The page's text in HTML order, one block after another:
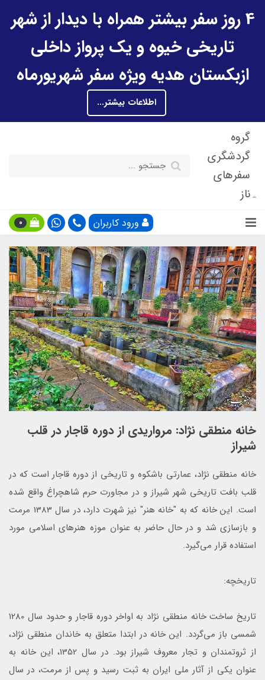
4 روز سفر بیشتر همراه با دیدار از شهر
تاریخی خیوه و یک پرواز داخلی
ازبکستان هدیه ویژه سفر شهریورماه
اطلاعات بیشتر...
گروه
گردشگری
سفرهای
ناز
ورود کاربران 0
خانه منطقی نژاد: مرواریدی از دوره قاجار در قلب
شیراز
خانه منطقی نژاد، عمارتی باشکوه و تاریخی از دوره قاجار است که در
قلب بافت تاریخی شهر شیراز و در مجاورت حرم شاهچراغ واقع شده
است. این خانه که به "خانه هنر" نیز شهرت دارد، در سال 1383 مرمت
و بازسازی شد و در حال حاضر به عنوان موزه هنرهای اسلامی مورد
استفاده قرار می‌گیرد.
تاریخچه:
تاریخ ساخت خانه منطقی نژاد به اواخر دوره قاجار و حدود سال 1280
شمسی باز می‌گردد. این خانه در ابتدا متعلق به خاندان منطقی نژاد،
از ثروتمندان و تجار معروف شیراز بود. در سال 1352، این خانه به
عنوان یکی از آثار ملی ایران به ثبت رسید و پس از مرمت، در سال